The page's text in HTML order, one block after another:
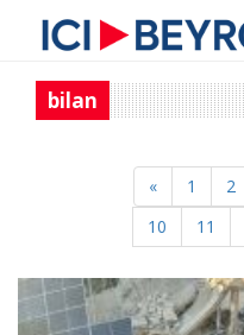
bilan
« 1 2
10
11